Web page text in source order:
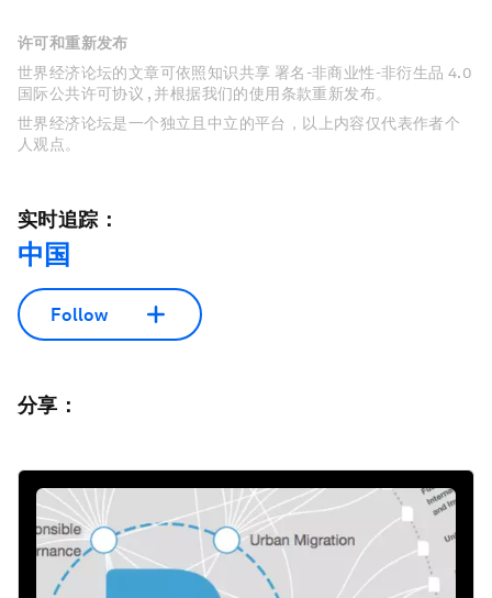
许可和重新发布
世界经济论坛的文章可依照知识共享 署名-非商业性-非衍生品 4.0
国际公共许可协议 , 并根据我们的使用条款重新发布。
世界经济论坛是一个独立且中立的平台，以上内容仅代表作者个
人观点。
实时追踪：
中国
Follow
分享：